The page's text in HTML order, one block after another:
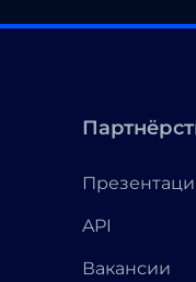
API
Вакансии